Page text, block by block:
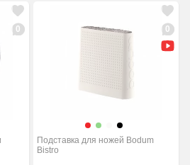
0 0
Подставка для ножей Bodum
Bistro